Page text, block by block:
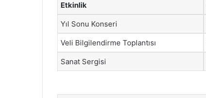
Etkinlik
Yıl Sonu Konseri
Veli Bilgilendirme Toplantısı
Sanat Sergisi